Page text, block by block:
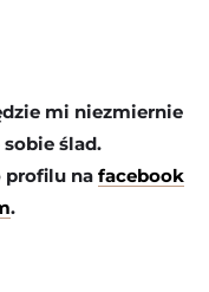
mi niezmiernie
ślad.
profilu na facebook
.